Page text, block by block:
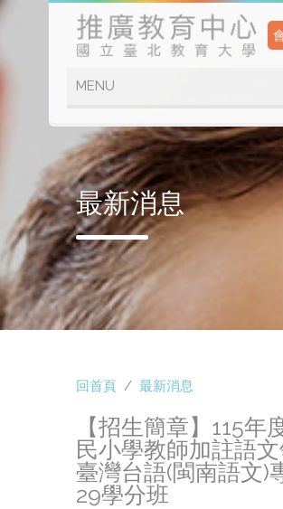
最新消息
回首頁 / 最新消息
【招生簡章】115年
民小學教師加註語
臺灣台語(閩南語文)
29學分班